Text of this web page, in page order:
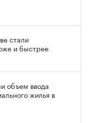
стали
и быстрее
объем ввода
жилья в